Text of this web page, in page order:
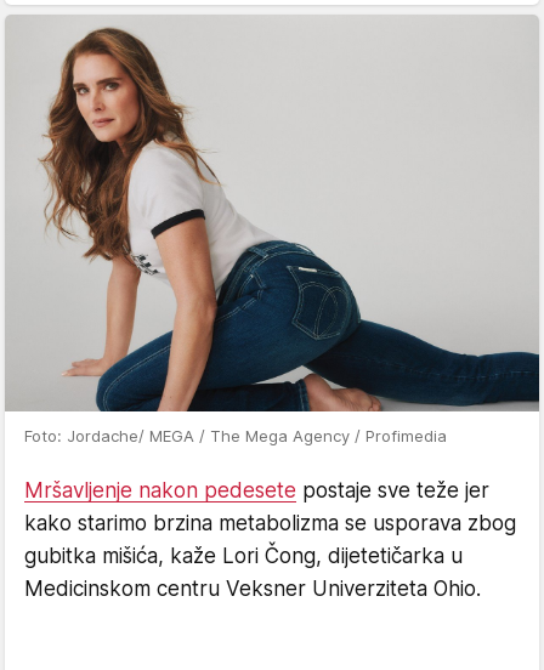
Foto: Jordache/ MEGA / The Mega Agency / Profimedia
Mršavljenje nakon pedesete postaje sve teže jer
kako starimo brzina metabolizma se usporava zbog
gubitka mišića, kaže Lori Čong, dijetetičarka u
Medicinskom centru Veksner Univerziteta Ohio.